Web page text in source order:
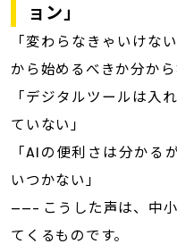
ョン」
「変わらなきゃいけな
から始めるべきか分から
「デジタルツールは入
ていない」
「AIの便利さは分かる
いつかない」
——– こうした声は、中
てくるものです。